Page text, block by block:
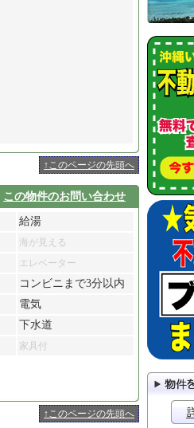
↑このページの先頭へ
この物件のお問い合わせ
給湯
海が見える
エレベーター
コンビニまで3分以内
電気
下水道
家具付
↑このページの先頭へ